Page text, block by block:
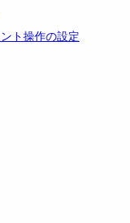
ト操作の設定